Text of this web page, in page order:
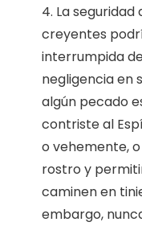
4. La
creyentes
interrumpida
negligencia en
algún pecado
contriste al
o vehemente,
rostro y
caminen en
embargo,